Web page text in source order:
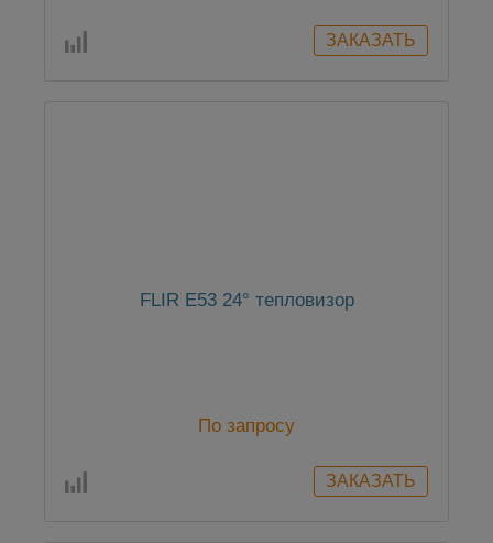
FLIR E53 24° тепловизор
По запросу